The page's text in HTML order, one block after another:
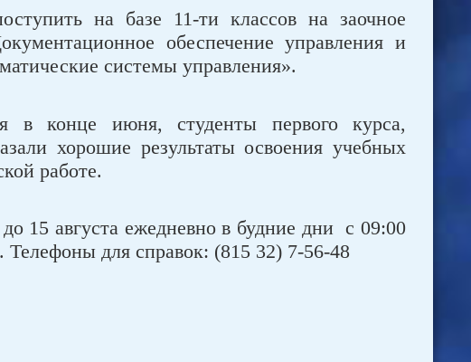
на базе 11-ти классов на заочное
обеспечение управления и
системы управления».
в конце июня, студенты первого курса,
хорошие результаты освоения учебных
работе.
15 августа ежедневно в будние дни с 09:00
для справок: (815 32) 7-56-48